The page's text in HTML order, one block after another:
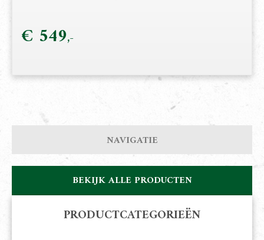
€ 549
NAVIGATIE
BEKIJK ALLE PRODUCTEN
PRODUCTCATEGORIEËN